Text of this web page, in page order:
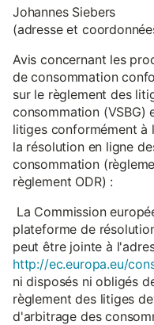
Johannes Siebers
(adresse et
Avis concernant les
de consommation
sur le règlement des
consommation (VSBG)
litiges conformément à
la résolution en ligne
consommation
règlement ODR) :
La Commission
plateforme de
peut être jointe à
http://ec.europa.eu/
ni disposés ni obligés
règlement des litiges
d'arbitrage des